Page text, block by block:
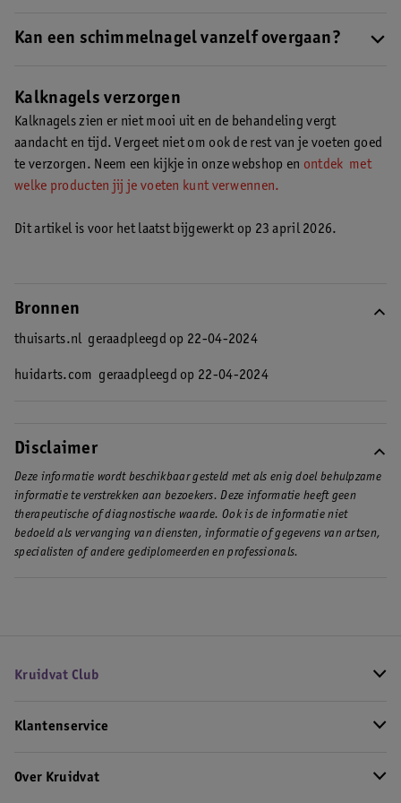
Zoals kalknagelgel, kalknagelpen en kalknagellak.Je vindt ze in
Kan een schimmelnagel vanzelf overgaan?
schimmelinfectie op een nagel ontstaat, zal de infectie zich
langzaam uitbreiden. Het is belangrijk om snel met een
behandeling te beginnen.
Kalknagels verzorgen
Kalknagels zien er niet mooi uit en de behandeling vergt
aandacht en tijd. Vergeet niet om ook de rest van je voeten goed
te verzorgen. Neem een kijkje in onze webshop en ontdek met
welke producten jij je voeten kunt verwennen.
Dit artikel is voor het laatst bijgewerkt op 23 april 2026.
Bronnen
thuisarts.nl geraadpleegd op 22-04-2024
huidarts.com geraadpleegd op 22-04-2024
Disclaimer
Deze informatie wordt beschikbaar gesteld met als enig doel behulpzame
informatie te verstrekken aan bezoekers. Deze informatie heeft geen
therapeutische of diagnostische waarde. Ook is de informatie niet
bedoeld als vervanging van diensten, informatie of gegevens van artsen,
specialisten of andere gediplomeerden en professionals.
Kruidvat Club
Klantenservice
Over Kruidvat